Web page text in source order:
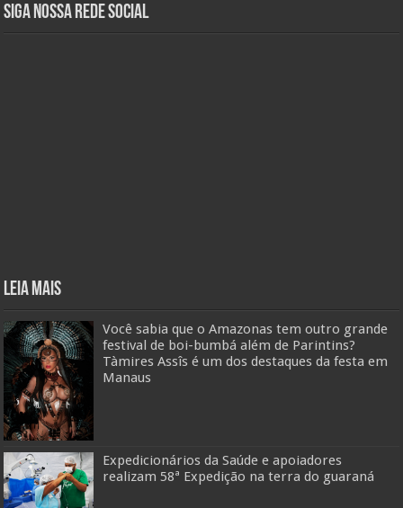
Siga nossa rede social
Leia mais
Você sabia que o Amazonas tem outro grande
festival de boi-bumbá além de Parintins?
Tàmires Assîs é um dos destaques da festa em
Manaus
Expedicionários da Saúde e apoiadores
realizam 58ª Expedição na terra do guaraná